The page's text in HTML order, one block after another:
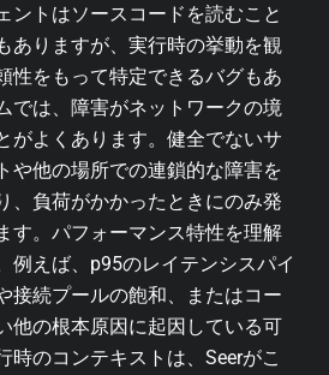
ントはソースコードを読むこと
ありますが、実行時の挙動を観
性をもって特定できるバグもあ
では、障害がネットワークの境
がよくあります。健全でないサ
や他の場所での連鎖的な障害を
、負荷がかかったときにのみ発
す。パフォーマンス特性を理解
例えば、p95のレイテンシスパイ
接続プールの飽和、またはコー
他の根本原因に起因している可
時のコンテキストは、Seerがこ